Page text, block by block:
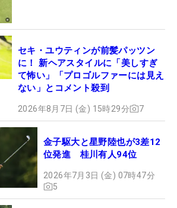
セキ・ユウティンが前髪パッツン
に！ 新ヘアスタイルに「美しすぎ
て怖い」「プロゴルファーには見え
ない」とコメント殺到
2026年8月7日 (金) 15時29分 7
金子駆大と星野陸也が3差12
位発進 桂川有人94位
2026年7月3日 (金) 07時47分
5